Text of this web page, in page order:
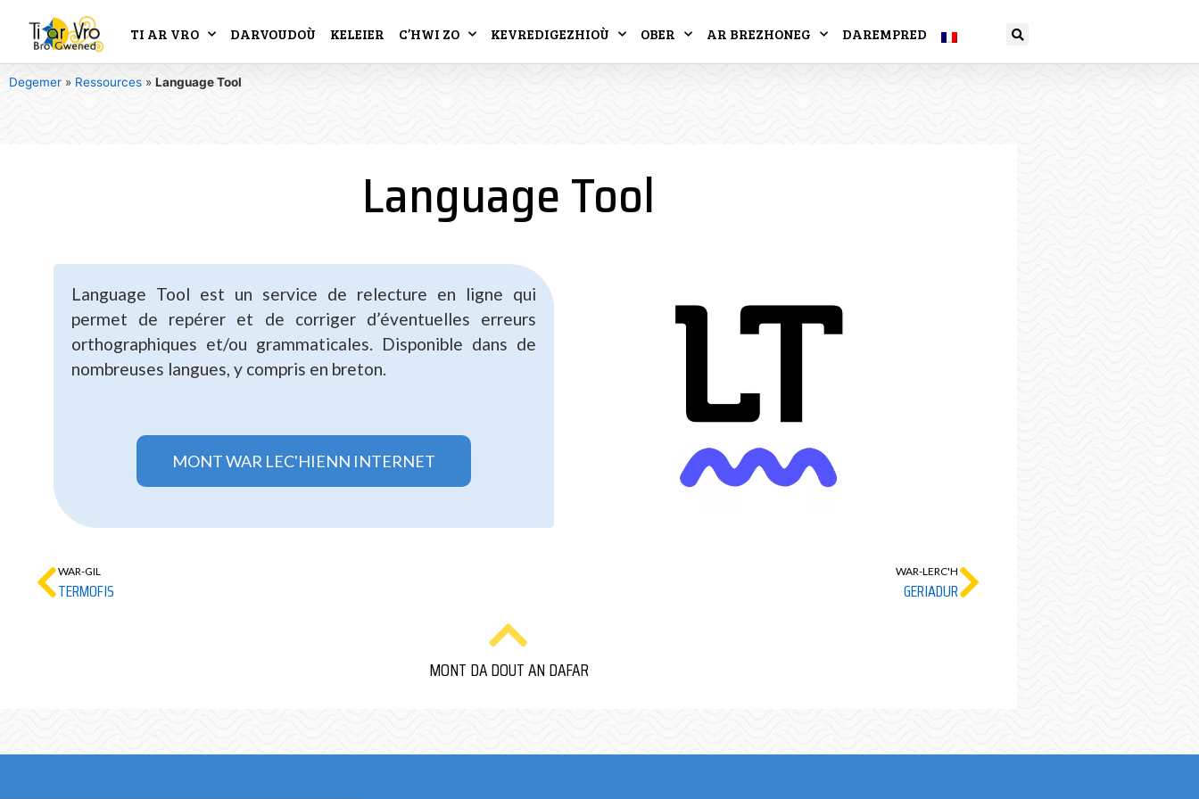
TI AR VRO DARVOUDOÙ KELEIER C’HWI ZO KEVREDIGEZHIOÙ OBER AR BREZHONEG DAREMPRED
Degemer » Ressources » Language Tool
Language Tool
Language Tool est un service de relecture en ligne qui
permet de repérer et de corriger d’éventuelles erreurs
orthographiques et/ou grammaticales. Disponible dans de
nombreuses langues, y compris en breton.
MONT WAR LEC'HIENN INTERNET
WAR-GIL
TERMOFIS
WAR-LERC'H
GERIADUR
MONT DA DOUT AN DAFAR